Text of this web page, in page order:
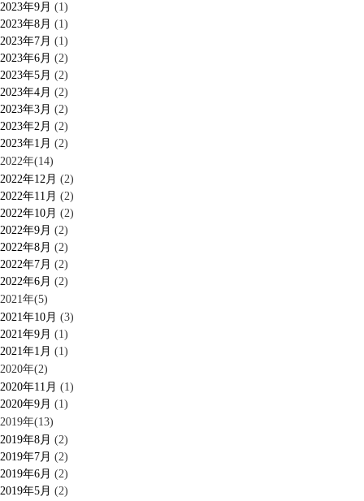
2023年9月 (1)
2023年8月 (1)
2023年7月 (1)
2023年6月 (2)
2023年5月 (2)
2023年4月 (2)
2023年3月 (2)
2023年2月 (2)
2023年1月 (2)
2022年(14)
2022年12月 (2)
2022年11月 (2)
2022年10月 (2)
2022年9月 (2)
2022年8月 (2)
2022年7月 (2)
2022年6月 (2)
2021年(5)
2021年10月 (3)
2021年9月 (1)
2021年1月 (1)
2020年(2)
2020年11月 (1)
2020年9月 (1)
2019年(13)
2019年8月 (2)
2019年7月 (2)
2019年6月 (2)
2019年5月 (2)